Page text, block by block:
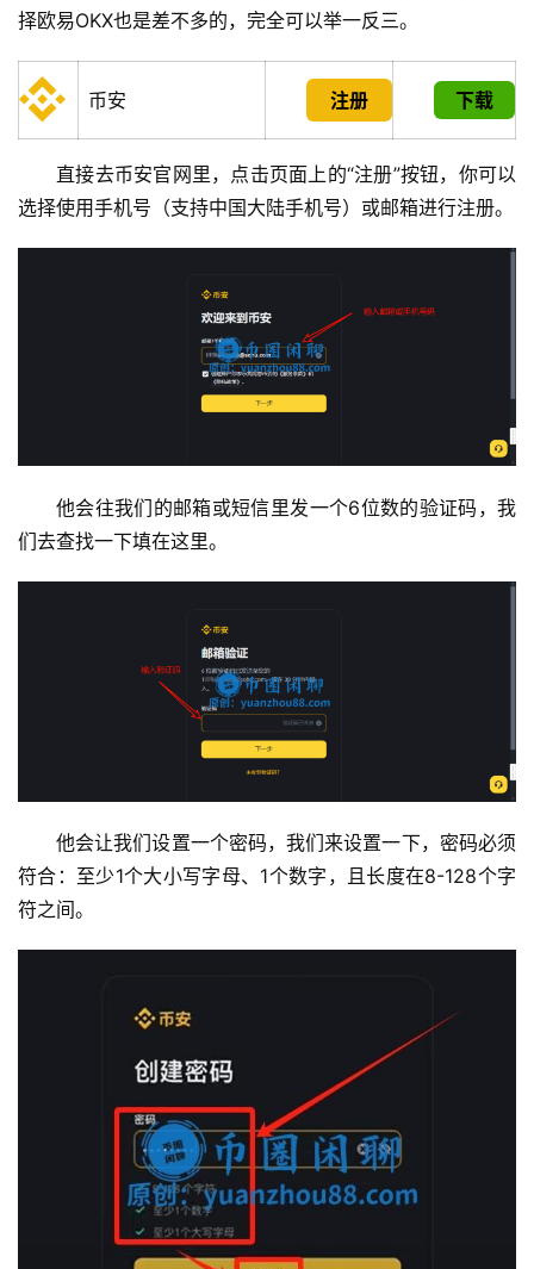
择欧易OKX也是差不多的，完全可以举一反三。
币安 注册 下载
直接去币安官网里，点击页面上的“注册”按钮，你可以
选择使用手机号（支持中国大陆手机号）或邮箱进行注册。
他会往我们的邮箱或短信里发一个6位数的验证码，我
们去查找一下填在这里。
他会让我们设置一个密码，我们来设置一下，密码必须
符合：至少1个大小写字母、1个数字，且长度在8-128个字
符之间。